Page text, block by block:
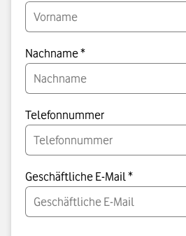
Nachname *
Telefonnummer
Geschäftliche E-Mail *